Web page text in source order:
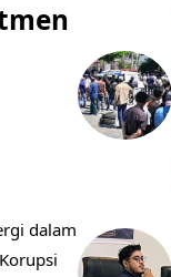
dalam